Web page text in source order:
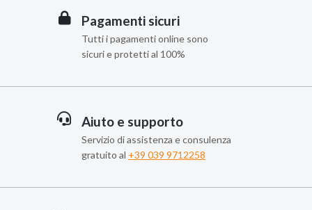
Pagamenti sicuri
Tutti i pagamenti online sono
sicuri e protetti al 100%
Aiuto e supporto
Servizio di assistenza e consulenza
gratuito al +39 039 9712258